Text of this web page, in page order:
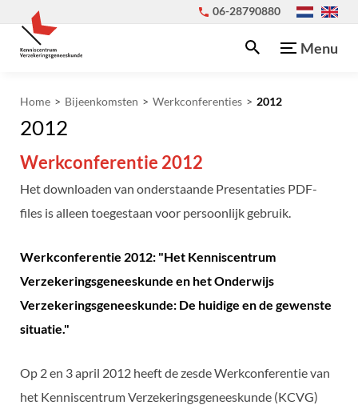
06-28790880
Menu
Home Bijeenkomsten Werkconferenties 2012
2012
Werkconferentie 2012
Het downloaden van onderstaande Presentaties PDF-
files is alleen toegestaan voor persoonlijk gebruik.
Werkconferentie 2012: "Het Kenniscentrum
Verzekeringsgeneeskunde en het Onderwijs
Verzekeringsgeneeskunde: De huidige en de gewenste
situatie."
Op 2 en 3 april 2012 heeft de zesde Werkconferentie van
het Kenniscentrum Verzekeringsgeneeskunde (KCVG)